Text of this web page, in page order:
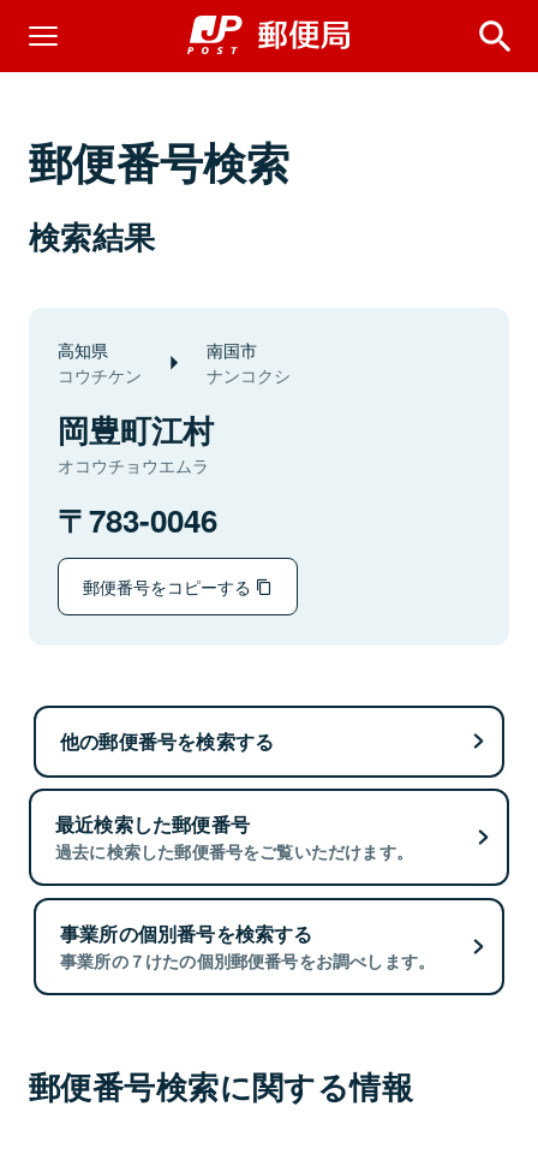
郵便番号検索
検索結果
高知県
コウチケン
南国市
ナンコクシ
岡豊町江村
オコウチョウエムラ
783-0046
郵便番号をコピーする
他の郵便番号を検索する
最近検索した郵便番号
過去に検索した郵便番号をご覧いただけます。
事業所の個別番号を検索する
事業所の７けたの個別郵便番号をお調べします。
郵便番号検索に関する情報